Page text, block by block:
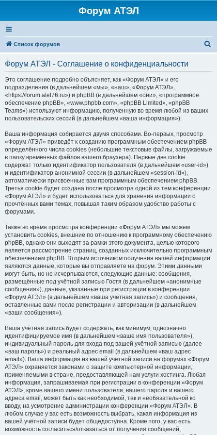
Форум АТЭЛ
Список форумов
Форум АТЭЛ - Соглашение о конфиденциальности
Это соглашение подробно объясняет, как «Форум АТЭЛ» и его
подразделения (в дальнейшем «мы», «наш», «Форум АТЭЛ»,
«https://forum.atel76.ru») и phpBB (в дальнейшем «они», «программное
обеспечение phpBB», «www.phpbb.com», «phpBB Limited», «phpBB
Teams») используют информацию, полученную во время любой из ваших
пользовательских сессий (в дальнейшем «ваша информация»).
Ваша информация собирается двумя способами. Во-первых, просмотр
«Форум АТЭЛ» приведёт к созданию программным обеспечением phpBB
определённого числа cookies (небольшие текстовые файлы, загружаемые
в папку временных файлов вашего браузера). Первые две cookie
содержат только идентификатор пользователя (в дальнейшем «user-id»)
и идентификатор анонимной сессии (в дальнейшем «session-id»),
автоматически присвоенные вам программным обеспечением phpBB.
Третья cookie будет создана после просмотра одной из тем конференции
«Форум АТЭЛ» и будет использоваться для хранения информации о
прочтённых вами темах, повышая таким образом удобство работы с
форумами.
Также во время просмотра конференции «Форум АТЭЛ» мы можем
установить cookies, внешние по отношению к программному обеспечению
phpBB, однако они выходят за рамки этого документа, целью которого
является рассмотрение страниц, созданных исключительно программным
обеспечением phpBB. Вторым источником получения вашей информации
являются данные, которые вы отправляете на форум. Этими данными
могут быть, но не исчерпываются, следующие данные: сообщения,
размещённые под учётной записью Гостя (в дальнейшем «анонимные
сообщения»), данные, указанные при регистрации в конференции
«Форум АТЭЛ» (в дальнейшем «ваша учётная запись») и сообщения,
оставленные вами после регистрации и авторизации (в дальнейшем
«ваши сообщения»).
Ваша учётная запись будет содержать, как минимум, однозначно
идентифицируемое имя (в дальнейшем «ваше имя пользователя»),
индивидуальный пароль для входа под вашей учётной записью (далее
«ваш пароль») и реальный адрес email (в дальнейшем «ваш адрес
email»). Ваша информация из вашей учётной записи на форумах «Форум
АТЭЛ» охраняется законами о защите компьютерной информации,
применяемыми в стране, предоставляющей нам услуги хостинга. Любая
информация, запрашиваемая при регистрации в конференции «Форум
АТЭЛ», кроме вашего имени пользователя, вашего пароля и вашего
адреса email, может быть как необходимой, так и необязательной ко
вводу, на усмотрение администрации конференции «Форум АТЭЛ». В
любом случае у вас есть возможность выбрать, какая информация из
вашей учётной записи будет общедоступна. Кроме того, у вас есть
возможность согласиться/отказаться от получения сообщений,